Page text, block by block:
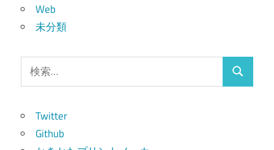
Web
未分類
索:
検
Twitter
Github